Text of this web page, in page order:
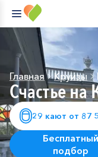
Главная Круизы
Счастье на
29 кают от 87
Бесплатный
подбор